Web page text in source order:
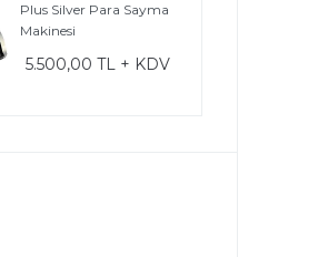
Plus Silver Para Sayma
Makinesi
5.500,00 TL + KDV